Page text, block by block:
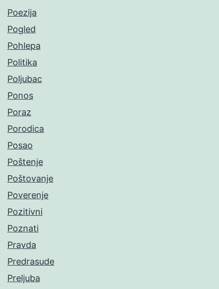
Poezija
Pogled
Pohlepa
Politika
Poljubac
Ponos
Poraz
Porodica
Posao
Poštenje
Poštovanje
Poverenje
Pozitivni
Poznati
Pravda
Predrasude
Preljuba